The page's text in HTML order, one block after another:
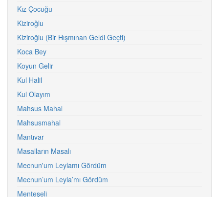
Kız Çocuğu
Kiziroğlu
Kiziroğlu (Bir Hışmınan Geldi Geçti)
Koca Bey
Koyun Gelir
Kul Halil
Kul Olayım
Mahsus Mahal
Mahsusmahal
Mantıvar
Masalların Masalı
Mecnun'um Leylamı Gördüm
Mecnun’um Leyla’mı Gördüm
Menteşeli